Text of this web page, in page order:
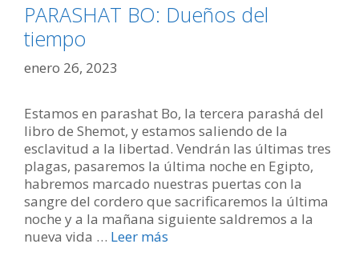
PARASHAT BO: Dueños del
tiempo
enero 26, 2023
Estamos en parashat Bo, la tercera parashá del
libro de Shemot, y estamos saliendo de la
esclavitud a la libertad. Vendrán las últimas tres
plagas, pasaremos la última noche en Egipto,
habremos marcado nuestras puertas con la
sangre del cordero que sacrificaremos la última
noche y a la mañana siguiente saldremos a la
nueva vida … Leer más